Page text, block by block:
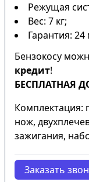
Режущая
Вес: 7 кг;
Гарантия: 24
Бензокосу
кредит!
БЕСПЛАТНАЯ
Комплектация:
нож,
зажигания,
Заказать